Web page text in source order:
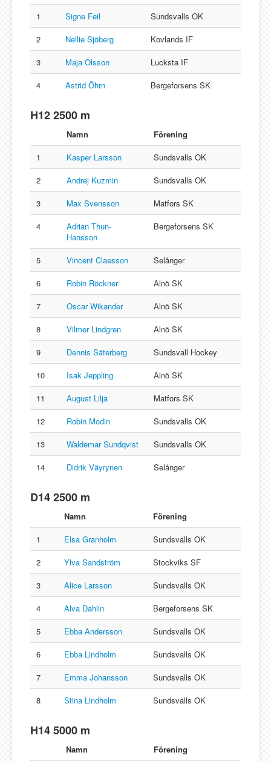
1 Signe Feil
Sundsvalls OK
2
Nellie Sjöberg
Kovlands IF
3
Maja Olsson
Lucksta IF
4
Astrid Öhrn Bergeforsens SK
H12 2500 m
Namn
Förening
1
Kasper Larsson
Sundsvalls OK
2
Andrej Kuzmin
Sundsvalls OK
3
Max Svensson
Matfors SK
4
Adrian Thun-
Hansson
Bergeforsens SK
5 Vincent Claesson
Selånger
6
Robin Röckner
Alnö SK
7
Oscar Wikander
Alnö SK
8
Vilmer Lindgren
Alnö SK
9
Dennis Säterberg
Sundsvall Hockey
10
Isak Jeppling
Alnö SK
11
August Lilja
Matfors SK
12
Robin Modin
Sundsvalls OK
13
Waldemar Sundqvist
Sundsvalls OK
14
Didrik Väyrynen Selånger
D14 2500 m
Namn
Förening
1
Elsa Granholm
Sundsvalls OK
2
Ylva Sandström
Stockviks SF
3
Alice Larsson
Sundsvalls OK
4
Alva Dahlin
Bergeforsens SK
5
Ebba Andersson
Sundsvalls OK
6
Ebba Lindholm
Sundsvalls OK
7
Emma Johansson
Sundsvalls OK
8
Stina Lindholm Sundsvalls OK
H14 5000 m
Namn
Förening